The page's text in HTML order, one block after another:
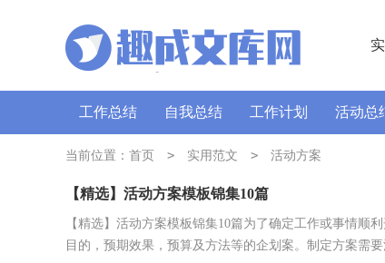
工作总结 自我总结 工作计划 活动总
讲话稿 广播稿 通讯稿 口号
当前位置： 首页 > 实用范文 > 活动方案
【精选】活动方案模板锦集10篇
【精选】活动方案模板锦集10篇为了确定工作或事情顺
目的，预期效果，预算及方法等的企划案。制定方案需